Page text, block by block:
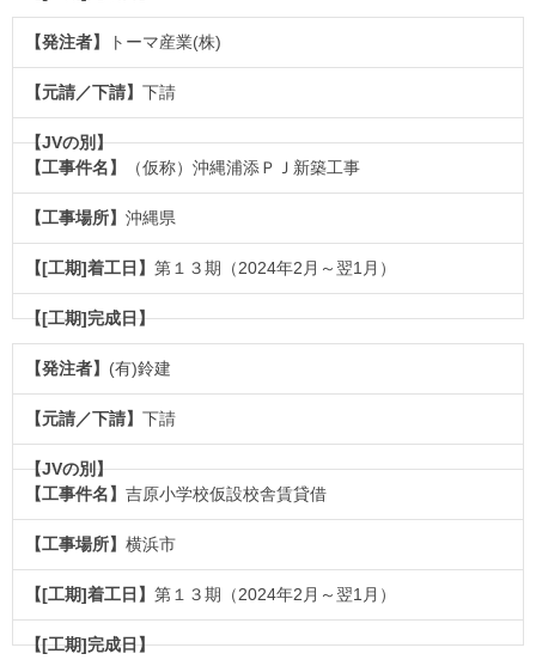
トーマ産業(株)
下請
（仮称）沖縄浦添ＰＪ新築工事
沖縄県
第１３期（2024年2月～翌1月）
(有)鈴建
下請
吉原小学校仮設校舎賃貸借
横浜市
第１３期（2024年2月～翌1月）